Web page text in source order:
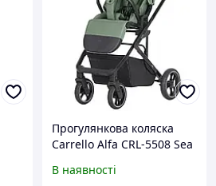
Прогулянкова коляска
Carrello Alfa CRL-5508 Sea
В наявності